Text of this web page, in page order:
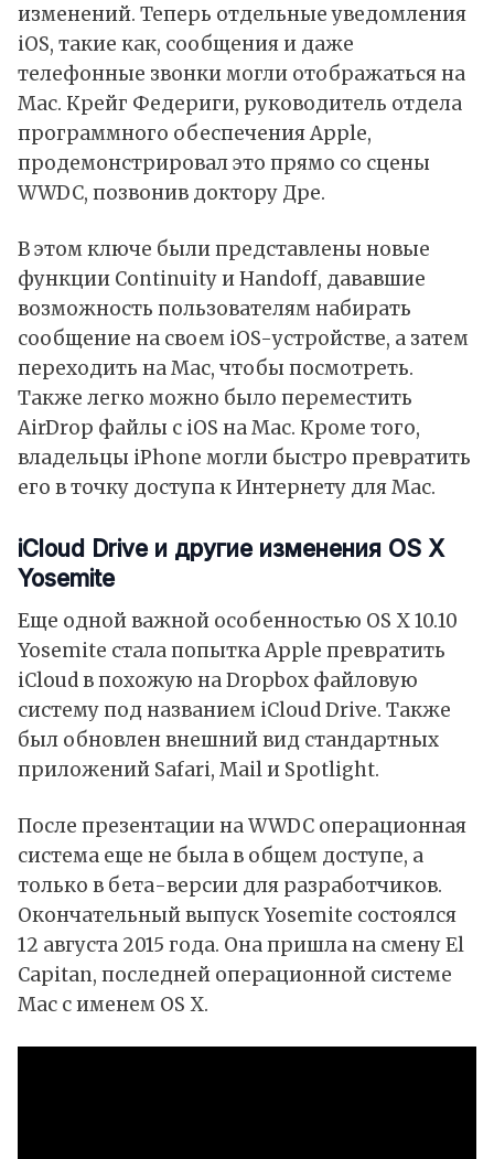
изменений. Теперь отдельные уведомления
iOS, такие как, сообщения и даже
телефонные звонки могли отображаться на
Mac. Крейг Федериги, руководитель отдела
программного обеспечения Apple,
продемонстрировал это прямо со сцены
WWDC, позвонив доктору Дре.
В этом ключе были представлены новые
функции Continuity и Handoff, дававшие
возможность пользователям набирать
сообщение на своем iOS-устройстве, а затем
переходить на Mac, чтобы посмотреть.
Также легко можно было переместить
AirDrop файлы с iOS на Mac. Кроме того,
владельцы iPhone могли быстро превратить
его в точку доступа к Интернету для Mac.
iCloud Drive и другие изменения OS X
Yosemite
Еще одной важной особенностью OS X 10.10
Yosemite стала попытка Apple превратить
iCloud в похожую на Dropbox файловую
систему под названием iCloud Drive. Также
был обновлен внешний вид стандартных
приложений Safari, Mail и Spotlight.
После презентации на WWDC операционная
система еще не была в общем доступе, а
только в бета-версии для разработчиков.
Окончательный выпуск Yosemite состоялся
12 августа 2015 года. Она пришла на смену El
Capitan, последней операционной системе
Mac с именем OS X.